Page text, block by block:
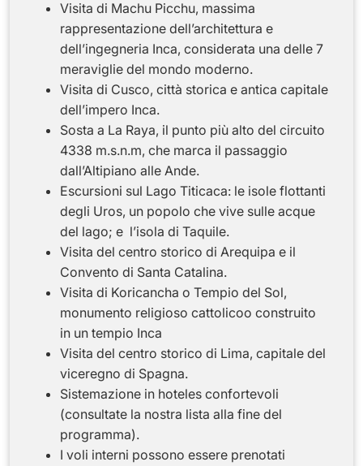
Visita di Machu Picchu, massima
rappresentazione dell’architettura e
dell’ingegneria Inca, considerata una delle 7
meraviglie del mondo moderno.
Visita di Cusco, città storica e antica capitale
dell’impero Inca.
Sosta a La Raya, il punto più alto del circuito
4338 m.s.n.m, che marca il passaggio
dall’Altipiano alle Ande.
Escursioni sul Lago Titicaca: le isole flottanti
degli Uros, un popolo che vive sulle acque
del lago; e l’isola di Taquile.
Visita del centro storico di Arequipa e il
Convento di Santa Catalina.
Visita di Koricancha o Tempio del Sol,
monumento religioso cattolicoo construito
in un tempio Inca
Visita del centro storico di Lima, capitale del
viceregno di Spagna.
Sistemazione in hoteles confortevoli
(consultate la nostra lista alla fine del
programma).
I voli interni possono essere prenotati